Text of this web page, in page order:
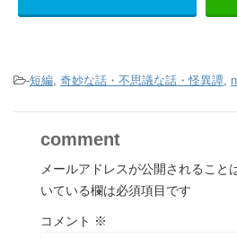
-短編 奇妙な話・不思議な話・怪異譚
comment
メールアドレスが公開されること
いている欄は必須項目です
コメント ※